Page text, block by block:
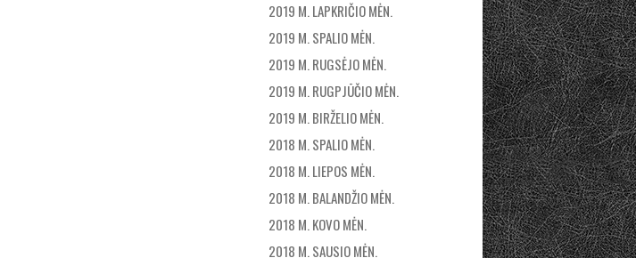
2019 M. LAPKRIČIO MĖN.
2019 M. SPALIO MĖN.
2019 M. RUGSĖJO MĖN.
2019 M. RUGPJŪČIO MĖN.
2019 M. BIRŽELIO MĖN.
2018 M. SPALIO MĖN.
2018 M. LIEPOS MĖN.
2018 M. BALANDŽIO MĖN.
2018 M. KOVO MĖN.
2018 M. SAUSIO MĖN.